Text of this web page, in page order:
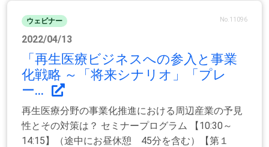
ウェビナー No.11096
2022/04/13
「再生医療ビジネスへの参入と事業
化戦略 ～「将来シナリオ」「プレ
ー...
再生医療分野の事業化推進における周辺産業の予見
性とその対策は？ セミナープログラム 【10:30～
14:15】（途中にお昼休憩 45分を含む）【第１